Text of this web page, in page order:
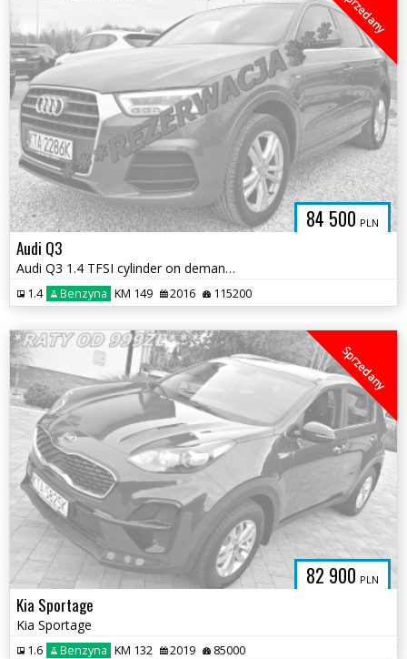
84 500 PLN
Sprzedany
Audi Q3
Audi Q3 1.4 TFSI cylinder on demand ultra design
1.4 Benzyna KM 149 2016 115200
82 900 PLN
Sprzedany
Kia Sportage
Kia Sportage
1.6 Benzyna KM 132 2019 85000